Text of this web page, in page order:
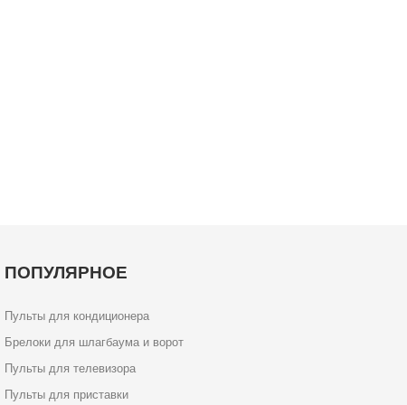
ПОПУЛЯРНОЕ
Пульты для кондиционера
Брелоки для шлагбаума и ворот
Пульты для телевизора
Пульты для приставки